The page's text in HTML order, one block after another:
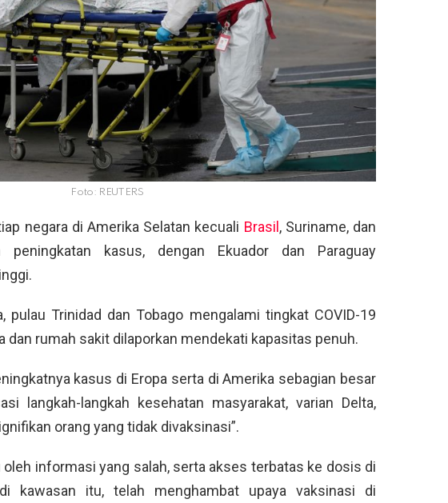
Foto: REUTERS
negara di Amerika Selatan kecuali Brasil, Suriname, dan
peningkatan kasus, dengan Ekuador dan Paraguay
pulau Trinidad dan Tobago mengalami tingkat COVID-19
dan rumah sakit dilaporkan mendekati kapasitas penuh.
kasus di Eropa serta di Amerika sebagian besar
langkah-langkah kesehatan masyarakat, varian Delta,
orang yang tidak divaksinasi”.
informasi yang salah, serta akses terbatas ke dosis di
kawasan itu, telah menghambat upaya vaksinasi di